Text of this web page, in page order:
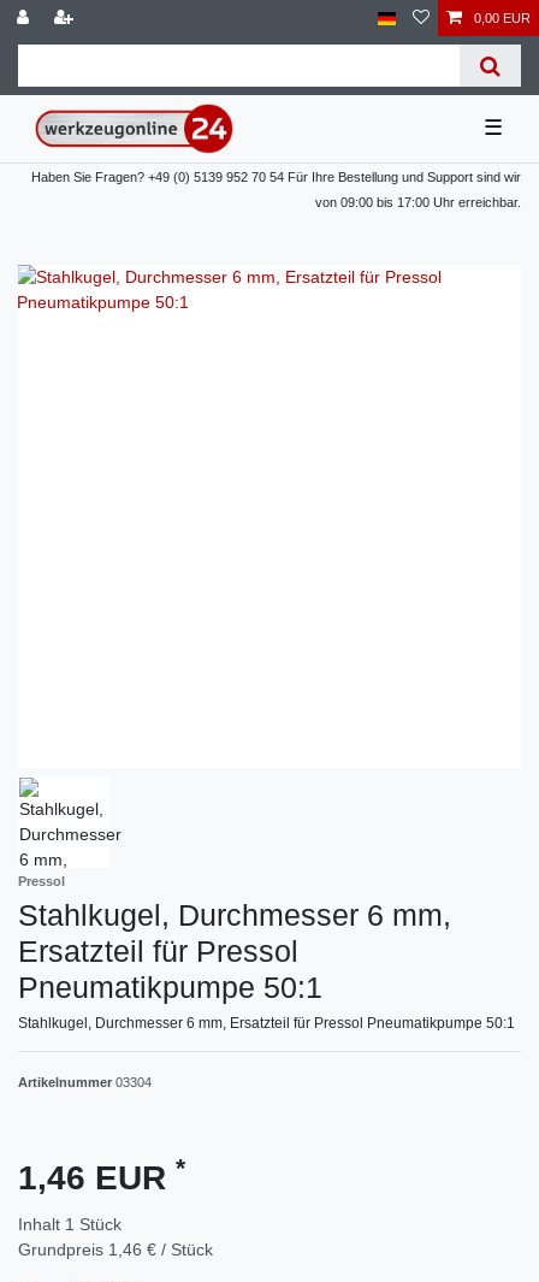
0,00 EUR
☰
Haben Sie Fragen? +49 (0) 5139 952 70 54 Für Ihre Bestellung und Support sind wir
von 09:00 bis 17:00 Uhr erreichbar.
Pressol
Stahlkugel, Durchmesser 6 mm,
Ersatzteil für Pressol
Pneumatikpumpe 50:1
Stahlkugel, Durchmesser 6 mm, Ersatzteil für Pressol Pneumatikpumpe 50:1
Artikelnummer 03304
1,46 EUR *
Inhalt 1 Stück
Grundpreis 1,46 € / Stück